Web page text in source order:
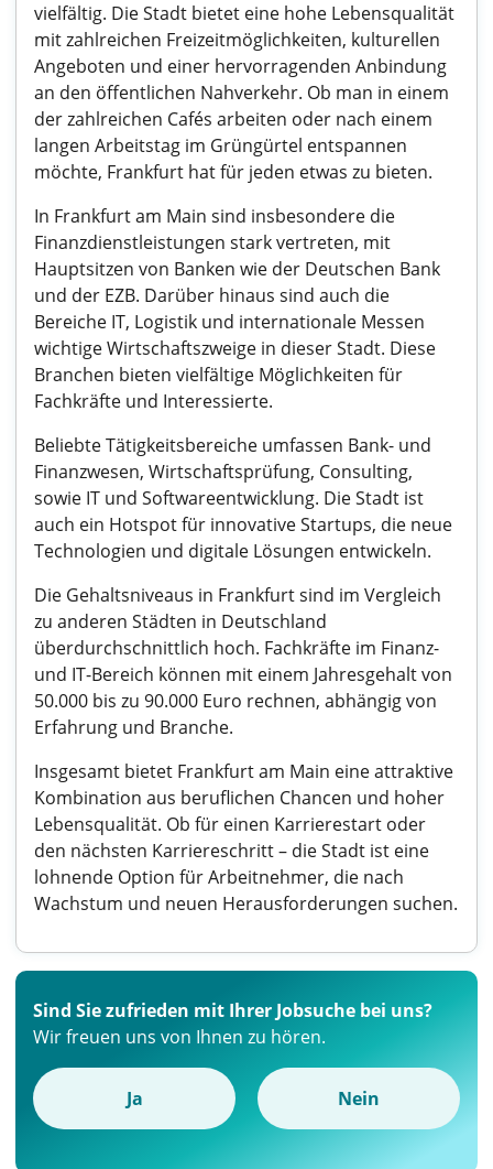
vielfältig. Die Stadt bietet eine hohe Lebensqualität
mit zahlreichen Freizeitmöglichkeiten, kulturellen
Angeboten und einer hervorragenden Anbindung
an den öffentlichen Nahverkehr. Ob man in einem
der zahlreichen Cafés arbeiten oder nach einem
langen Arbeitstag im Grüngürtel entspannen
möchte, Frankfurt hat für jeden etwas zu bieten.
In Frankfurt am Main sind insbesondere die
Finanzdienstleistungen stark vertreten, mit
Hauptsitzen von Banken wie der Deutschen Bank
und der EZB. Darüber hinaus sind auch die
Bereiche IT, Logistik und internationale Messen
wichtige Wirtschaftszweige in dieser Stadt. Diese
Branchen bieten vielfältige Möglichkeiten für
Fachkräfte und Interessierte.
Beliebte Tätigkeitsbereiche umfassen Bank- und
Finanzwesen, Wirtschaftsprüfung, Consulting,
sowie IT und Softwareentwicklung. Die Stadt ist
auch ein Hotspot für innovative Startups, die neue
Technologien und digitale Lösungen entwickeln.
Die Gehaltsniveaus in Frankfurt sind im Vergleich
zu anderen Städten in Deutschland
überdurchschnittlich hoch. Fachkräfte im Finanz-
und IT-Bereich können mit einem Jahresgehalt von
50.000 bis zu 90.000 Euro rechnen, abhängig von
Erfahrung und Branche.
Insgesamt bietet Frankfurt am Main eine attraktive
Kombination aus beruflichen Chancen und hoher
Lebensqualität. Ob für einen Karrierestart oder
den nächsten Karriereschritt – die Stadt ist eine
lohnende Option für Arbeitnehmer, die nach
Wachstum und neuen Herausforderungen suchen.
Sind Sie zufrieden mit Ihrer Jobsuche bei uns?
Wir freuen uns von Ihnen zu hören.
Ja Nein